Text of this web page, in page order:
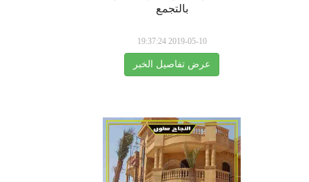
بالتجمع
2019-05-10 19:37:24
عرض تفاصيل الخبر